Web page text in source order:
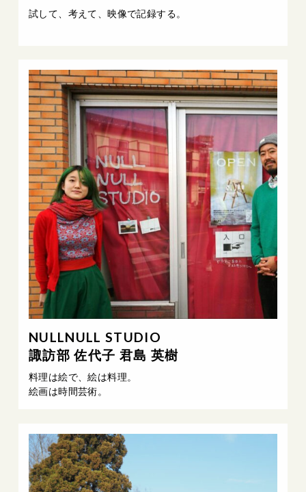
試して、考えて、映像で記録する。
NULLNULL STUDIO
諏訪部 佐代子 君島 英樹
料理は絵で、絵は料理。
絵画は時間芸術。